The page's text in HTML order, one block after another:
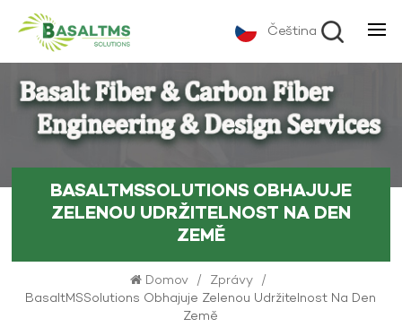
Čeština
BASALTMSSOLUTIONS OBHAJUJE
ZELENOU UDRŽITELNOST NA DEN
ZEMĚ
Domov / Zprávy /
BasaltMSSolutions Obhajuje Zelenou Udržitelnost Na Den
Země